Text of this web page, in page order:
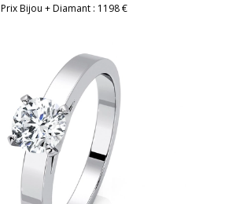
Prix Bijou + Diamant : 1198 €